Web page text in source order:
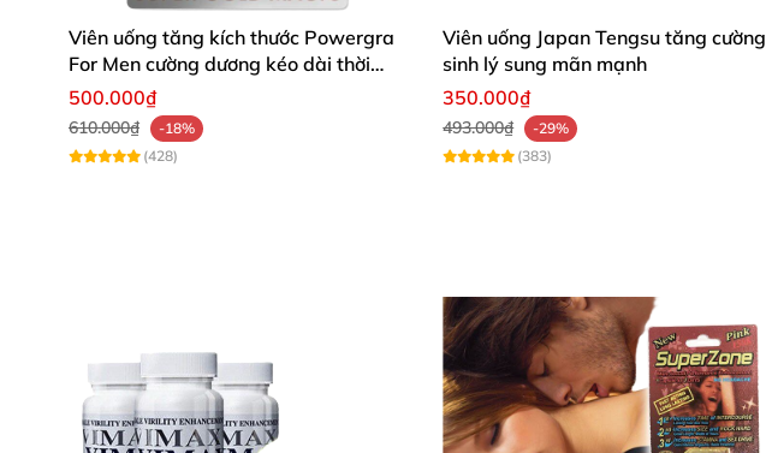
Viên uống tăng kích thước Powergra
For Men cường dương kéo dài thời
gian
500.000₫
610.000₫
-18%
(428)
Viên uống Japan Tengsu tăng cường
sinh lý sung mãn mạnh
350.000₫
493.000₫
-29%
(383)